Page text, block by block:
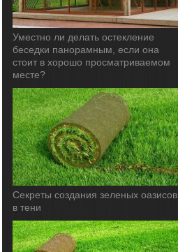
Уместно ли делать остекление
беседки панорамным, если она
стоит в хорошо просматриваемом
месте?
Секреты создания зеленых оазисов
в тени